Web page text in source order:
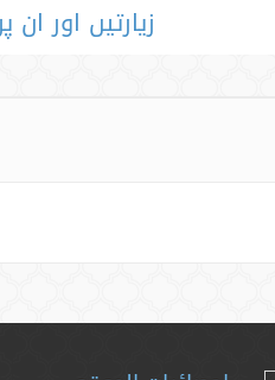
زیارتیں اور